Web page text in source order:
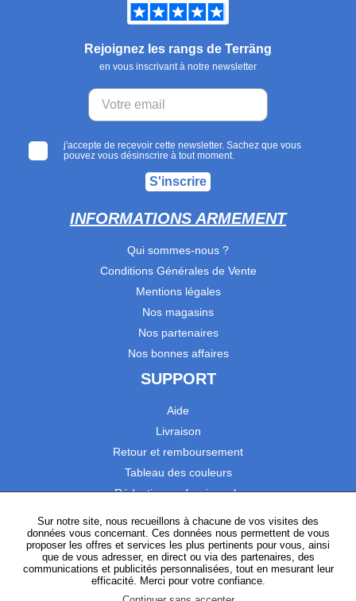
Rejoignez les rangs de Terräng
en vous inscrivant à notre newsletter
j'accepte de recevoir cette newsletter. Sachez que vous
pouvez vous désinscrire à tout moment.
S'inscrire
INFORMATIONS ARMEMENT
Qui sommes-nous ?
Conditions Générales de Vente
Mentions légales
Nos magasins
Nos partenaires
Nos bonnes affaires
SUPPORT
Aide
Livraison
Retour et remboursement
Tableau des couleurs
Réduction professionnels
Catalogues
Satisfaction Clients
SUIVEZ-NOUS
Sur notre site, nous recueillons à chacune de vos visites des
données vous concernant. Ces données nous permettent de vous
proposer les offres et services les plus pertinents pour vous, ainsi
que de vous adresser, en direct ou via des partenaires, des
communications et publicités personnalisées, tout en mesurant leur
efficacité. Merci pour votre confiance.